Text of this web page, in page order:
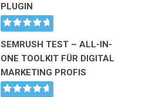
PLUGIN
SEMRUSH TEST – ALL-IN-
ONE TOOLKIT FÜR DIGITAL
MARKETING PROFIS